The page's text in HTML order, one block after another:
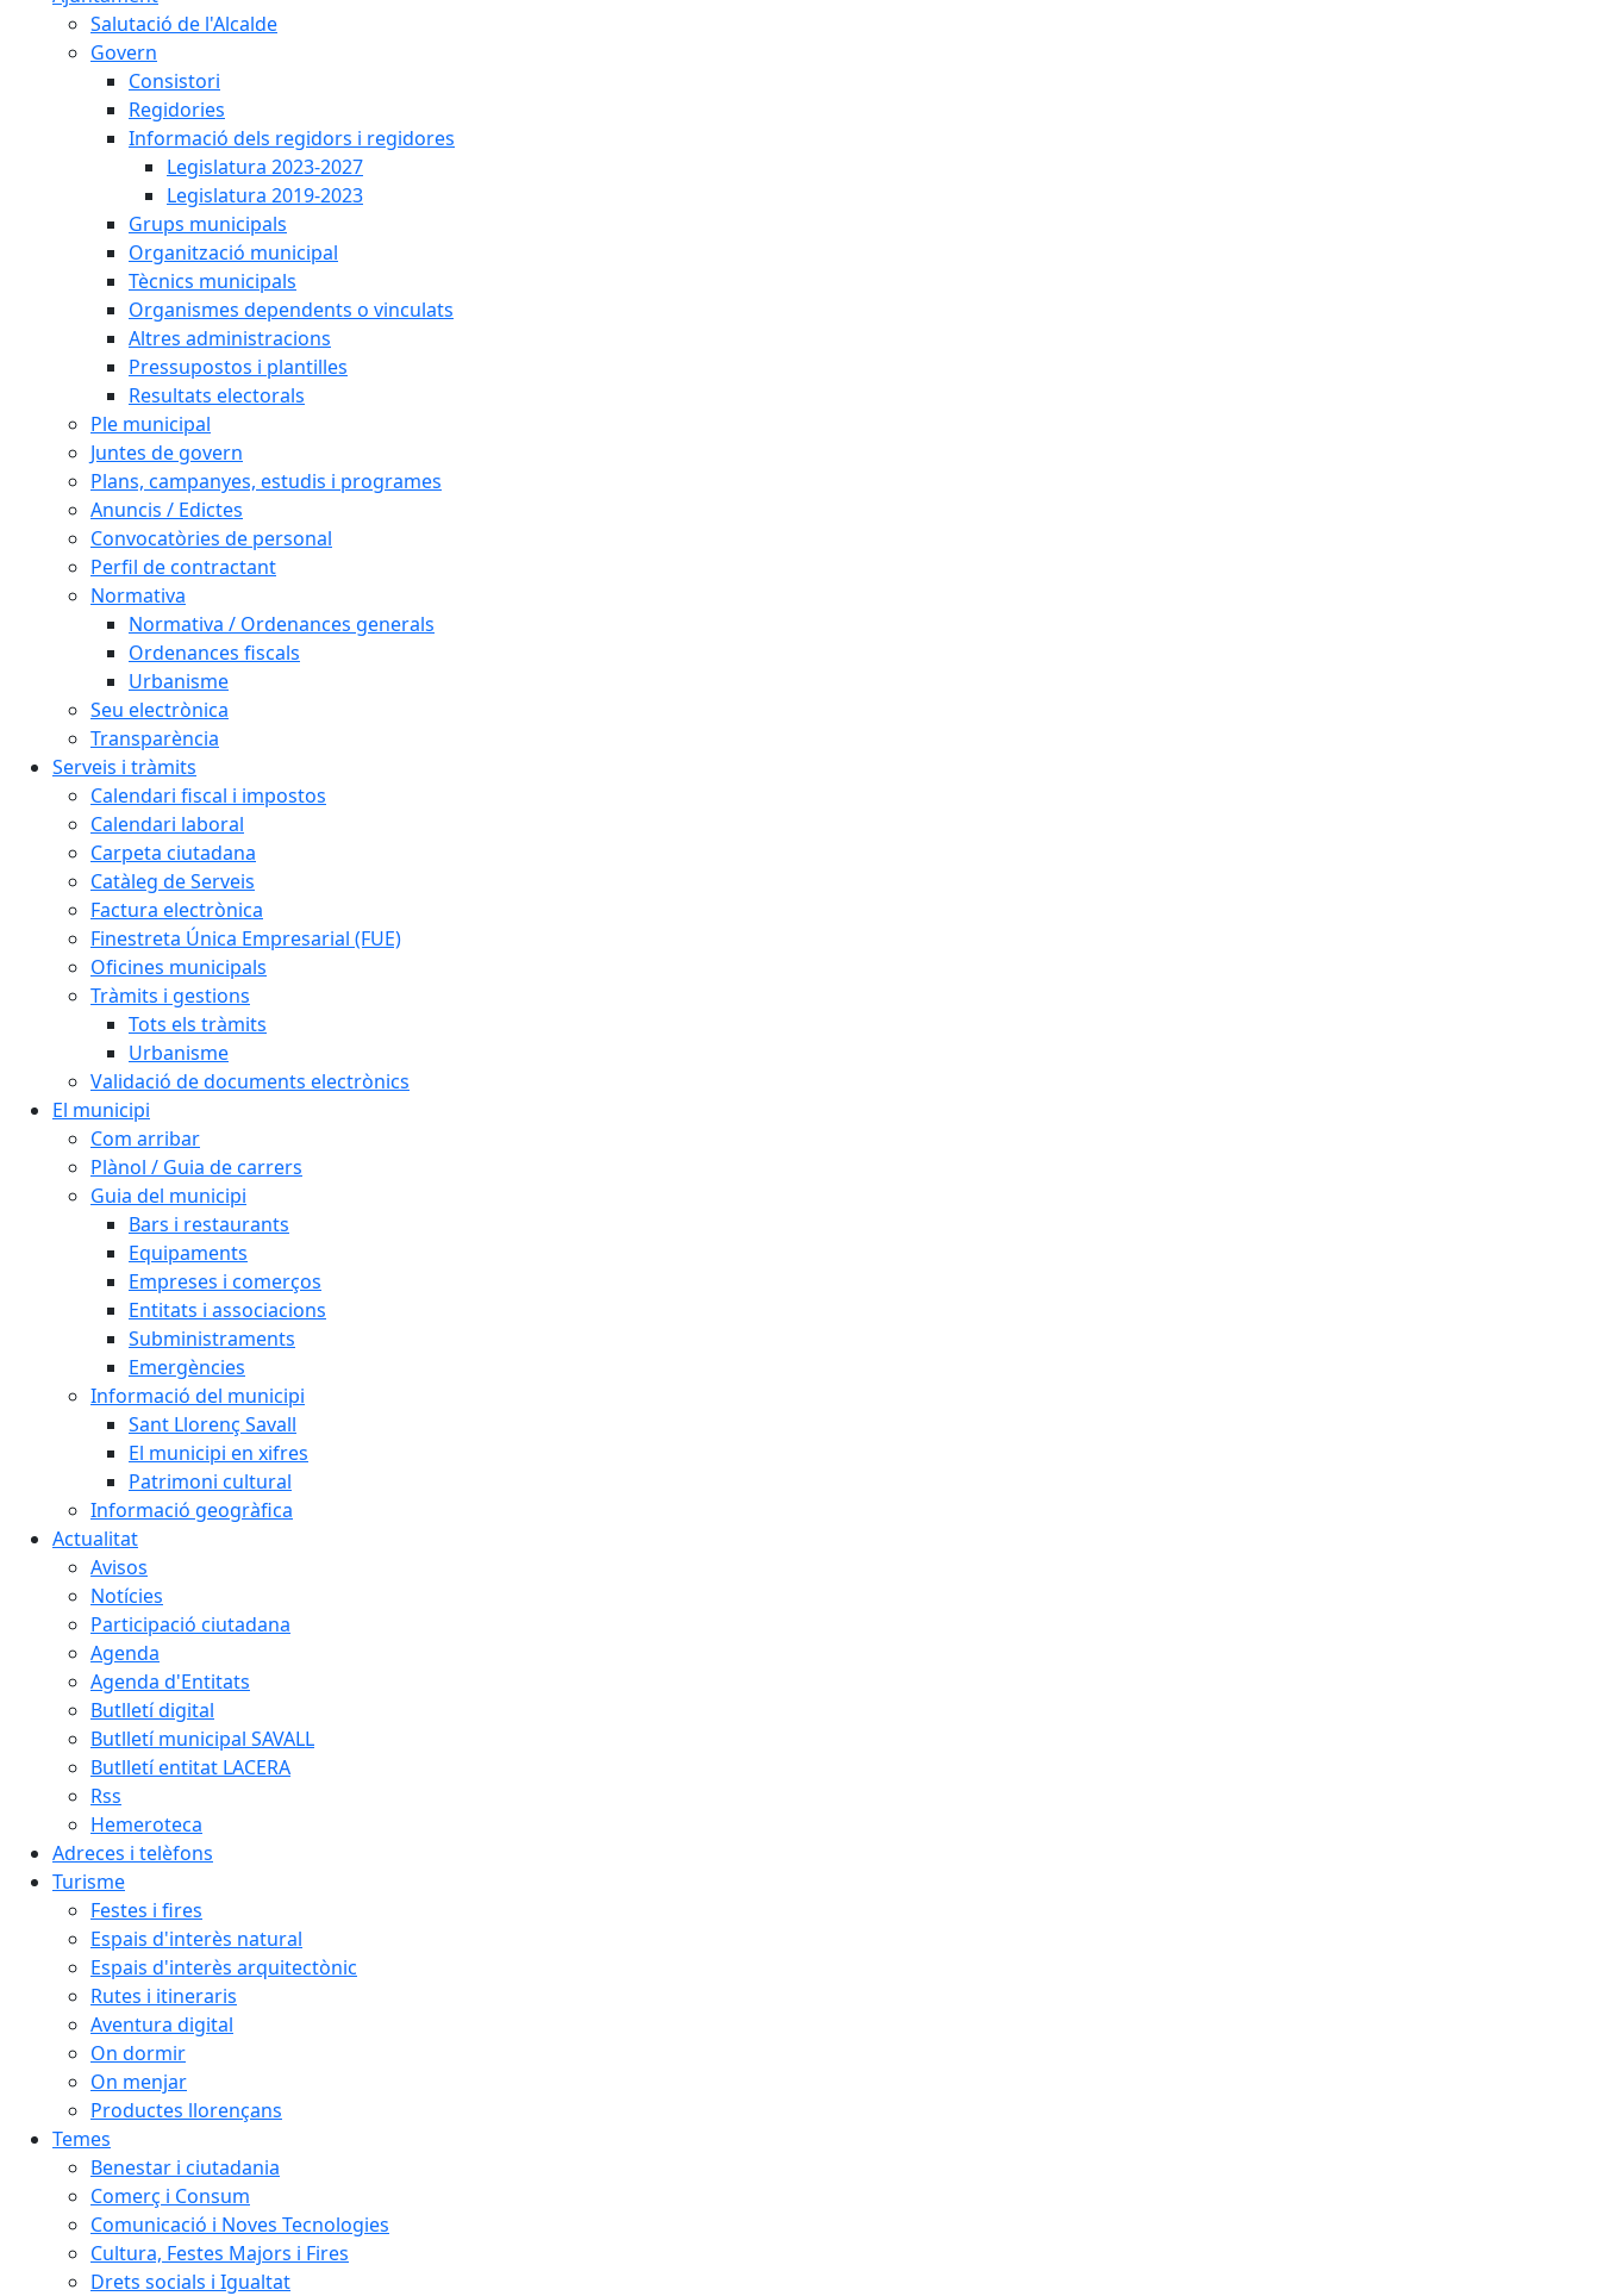
Salutació de l'Alcalde
Govern
Consistori
Regidories
Informació dels regidors i regidores
Legislatura 2023-2027
Legislatura 2019-2023
Grups municipals
Organització municipal
Tècnics municipals
Organismes dependents o vinculats
Altres administracions
Pressupostos i plantilles
Resultats electorals
Ple municipal
Juntes de govern
Plans, campanyes, estudis i programes
Anuncis / Edictes
Convocatòries de personal
Perfil de contractant
Normativa
Normativa / Ordenances generals
Ordenances fiscals
Urbanisme
Seu electrònica
Transparència
Serveis i tràmits
Calendari fiscal i impostos
Calendari laboral
Carpeta ciutadana
Catàleg de Serveis
Factura electrònica
Finestreta Única Empresarial (FUE)
Oficines municipals
Tràmits i gestions
Tots els tràmits
Urbanisme
Validació de documents electrònics
El municipi
Com arribar
Plànol / Guia de carrers
Guia del municipi
Bars i restaurants
Equipaments
Empreses i comerços
Entitats i associacions
Subministraments
Emergències
Informació del municipi
Sant Llorenç Savall
El municipi en xifres
Patrimoni cultural
Informació geogràfica
Actualitat
Avisos
Notícies
Participació ciutadana
Agenda
Agenda d'Entitats
Butlletí digital
Butlletí municipal SAVALL
Butlletí entitat LACERA
Rss
Hemeroteca
Adreces i telèfons
Turisme
Festes i fires
Espais d'interès natural
Espais d'interès arquitectònic
Rutes i itineraris
Aventura digital
On dormir
On menjar
Productes llorençans
Temes
Benestar i ciutadania
Comerç i Consum
Comunicació i Noves Tecnologies
Cultura, Festes Majors i Fires
Drets socials i Igualtat